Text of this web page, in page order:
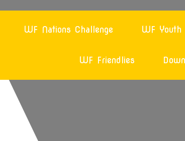
WF Nations Challenge WF Youth
WF Friendlies